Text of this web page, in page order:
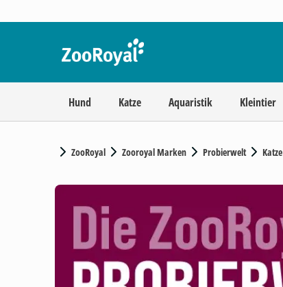
Hund Katze Aquaristik Kleintier
ZooRoyal Zooroyal Marken Probierwelt Katze